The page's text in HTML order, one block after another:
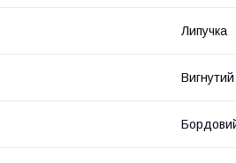
Липучка
Вигнутий